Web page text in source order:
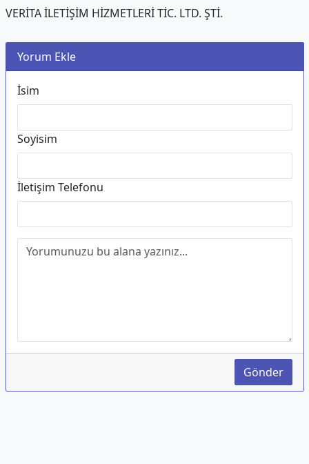
VERİTA İLETİŞİM HİZMETLERİ TİC. LTD. ŞTİ.
Yorum Ekle
İsim
Soyisim
İletişim Telefonu
Gönder